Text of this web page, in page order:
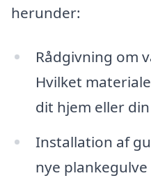
herunder:
Rådgivning om
Hvilket
dit hjem eller
Installation af
nye